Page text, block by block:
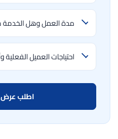
مدة العمل وهل الخدمة
احتياجات العميل
اطلب